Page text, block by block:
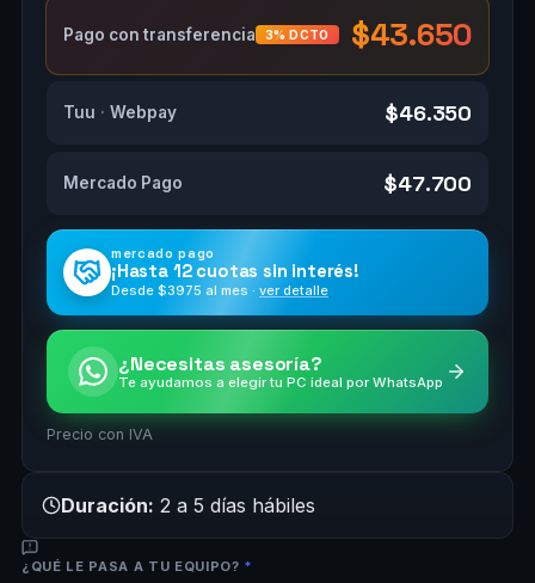
Pago con transferencia 3% DCTO $43.650
Tuu · Webpay $46.350
Mercado Pago $47.700
mercado pago
¡Hasta 12 cuotas sin interés!
Desde $3975 al mes · ver detalle
¿Necesitas asesoría?
Te ayudamos a elegir tu PC ideal por WhatsApp
Precio con IVA
Duración: 2 a 5 días hábiles
¿QUÉ LE PASA A TU EQUIPO? *